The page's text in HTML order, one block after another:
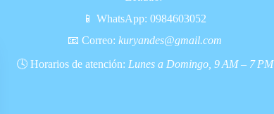
📱 WhatsApp: 0984603052
📧 Correo: kuryandes@gmail.com
🕓 Horarios de atención: Lunes a Domingo, 9 AM – 7 PM